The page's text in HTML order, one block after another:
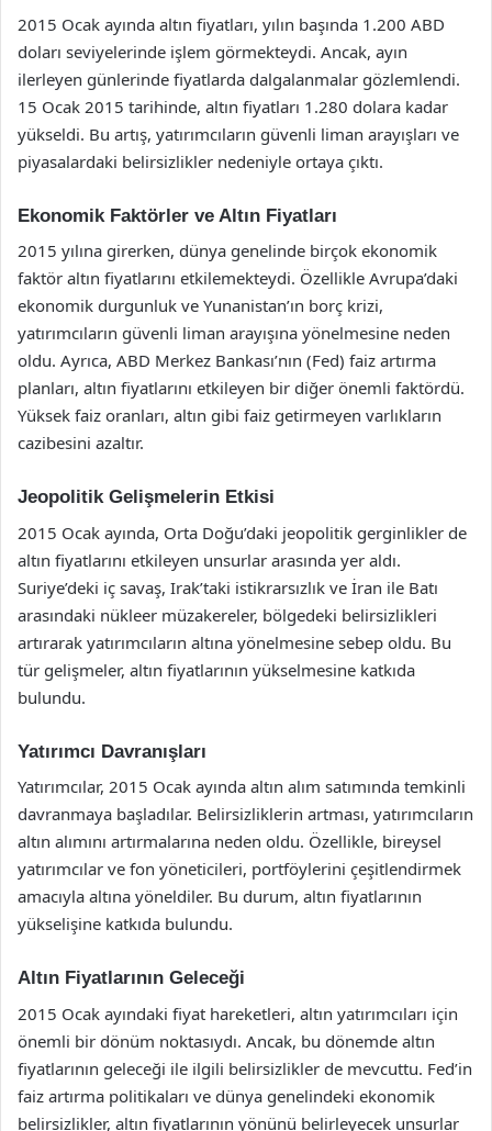
2015 Ocak ayında altın fiyatları, yılın başında 1.200 ABD
doları seviyelerinde işlem görmekteydi. Ancak, ayın
ilerleyen günlerinde fiyatlarda dalgalanmalar gözlemlendi.
15 Ocak 2015 tarihinde, altın fiyatları 1.280 dolara kadar
yükseldi. Bu artış, yatırımcıların güvenli liman arayışları ve
piyasalardaki belirsizlikler nedeniyle ortaya çıktı.
Ekonomik Faktörler ve Altın Fiyatları
2015 yılına girerken, dünya genelinde birçok ekonomik
faktör altın fiyatlarını etkilemekteydi. Özellikle Avrupa’daki
ekonomik durgunluk ve Yunanistan’ın borç krizi,
yatırımcıların güvenli liman arayışına yönelmesine neden
oldu. Ayrıca, ABD Merkez Bankası’nın (Fed) faiz artırma
planları, altın fiyatlarını etkileyen bir diğer önemli faktördü.
Yüksek faiz oranları, altın gibi faiz getirmeyen varlıkların
cazibesini azaltır.
Jeopolitik Gelişmelerin Etkisi
2015 Ocak ayında, Orta Doğu’daki jeopolitik gerginlikler de
altın fiyatlarını etkileyen unsurlar arasında yer aldı.
Suriye’deki iç savaş, Irak’taki istikrarsızlık ve İran ile Batı
arasındaki nükleer müzakereler, bölgedeki belirsizlikleri
artırarak yatırımcıların altına yönelmesine sebep oldu. Bu
tür gelişmeler, altın fiyatlarının yükselmesine katkıda
bulundu.
Yatırımcı Davranışları
Yatırımcılar, 2015 Ocak ayında altın alım satımında temkinli
davranmaya başladılar. Belirsizliklerin artması, yatırımcıların
altın alımını artırmalarına neden oldu. Özellikle, bireysel
yatırımcılar ve fon yöneticileri, portföylerini çeşitlendirmek
amacıyla altına yöneldiler. Bu durum, altın fiyatlarının
yükselişine katkıda bulundu.
Altın Fiyatlarının Geleceği
2015 Ocak ayındaki fiyat hareketleri, altın yatırımcıları için
önemli bir dönüm noktasıydı. Ancak, bu dönemde altın
fiyatlarının geleceği ile ilgili belirsizlikler de mevcuttu. Fed’in
faiz artırma politikaları ve dünya genelindeki ekonomik
belirsizlikler, altın fiyatlarının yönünü belirleyecek unsurlar